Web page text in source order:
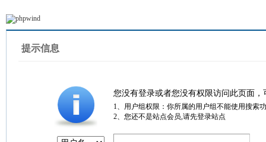
提示信息
您没有登录或者您没有权限访问此页面
1、用户组权限：你所属的用户组不能使用搜索
2、您还不是站点会员,请先登录站点